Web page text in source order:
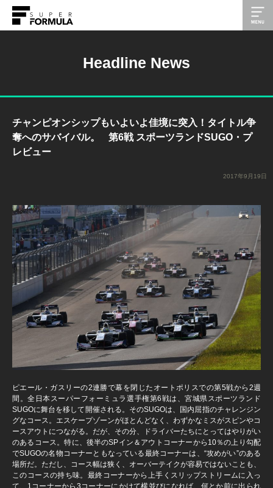
Headline News
チャンピオンシップもいよいよ佳境に突入！タイトル争
奪へのサバイバル。 第6戦 スポーツランドSUGO・プ
レビュー
2017年9月19日
ピエール・ガスリーの2連勝で幕を閉じたオートポリスでの第5戦から2週
間。全日本スーパーフォーミュラ選手権第6戦は、宮城県スポーツランド
SUGOに舞台を移して開催される。そのSUGOは、国内屈指のチャレンジン
グなコース。エスケープゾーンがほとんどなく、わずかなミスがスピンやコ
ースアウトにつながる。だが、その分、ドライバーたちにとってはやりがい
のあるコース。特に、後半のSPイン＆アウトコーナーから10％の上り勾配
でSUGOの名物コーナーともなっている最終コーナーは、“攻めがい”のある
場所だ。ただし、コース幅は狭く、オーバーテイクが容易ではないことも、
このコースの持ち味。最終コーナーから上手くスリップストリームに入っ